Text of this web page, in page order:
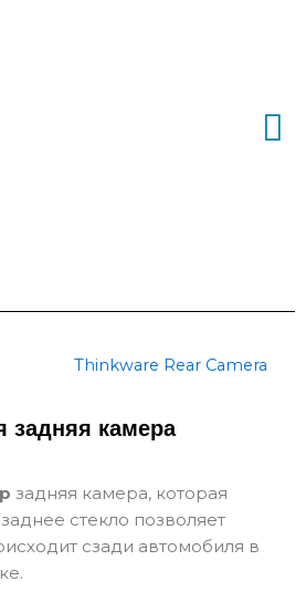
задняя камера
задняя камера, которая
стекло позволяет
сзади автомобиля в